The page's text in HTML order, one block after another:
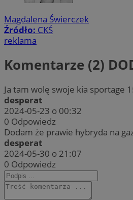
Magdalena Świerczek
Źródło: CKŚ
reklama
Komentarze (2)
Ja tam wolę swoje kia sportage
desperat
2024-05-23 o 00:32
0 Odpowiedz
Dodam że prawie hybryda na
desperat
2024-05-30 o 21:07
0 Odpowiedz